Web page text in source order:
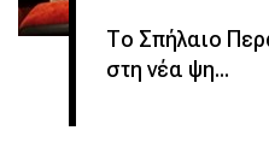
Το Σπήλαιο
στη νέα ψη...